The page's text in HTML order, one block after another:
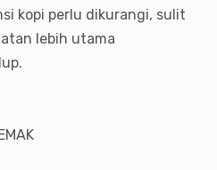
kopi perlu dikurangi, sulit
lebih utama